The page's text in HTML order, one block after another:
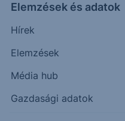
Elemzések és adatok
Hírek
Elemzések
Média hub
Gazdasági adatok
Strukturált
Magasabb hozam